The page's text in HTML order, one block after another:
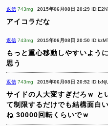
返信 743mg 2015年06月08日 20:29
アイコラだな
返信 743mg 2015年06月08日 20:50
もっと重心移動しやすいよう
思う
返信 743mg 2015年06月08日 20:52
サイドの人大変すぎだろｗ
と
て制限するだけでも結構面白
ね 30000回転くらいでｗ